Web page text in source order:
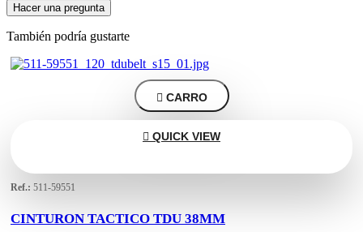
Hacer una pregunta
También podría gustarte
 CARRO
 QUICK VIEW
Ref.: 511-59551
CINTURON TACTICO TDU 38MM